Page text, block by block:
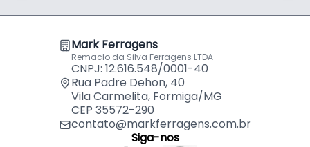
01 Tampa Redonda de Alumínio 23 cm – MK
01 Pomel Vermelho
Mark Ferragens
Remaclo da Silva Ferragens LTDA
CNPJ: 12.616.548/0001-40
Rua Padre Dehon, 40
Vila Carmelita, Formiga/MG
CEP 35572-290
contato@markferragens.com.br
Siga-nos